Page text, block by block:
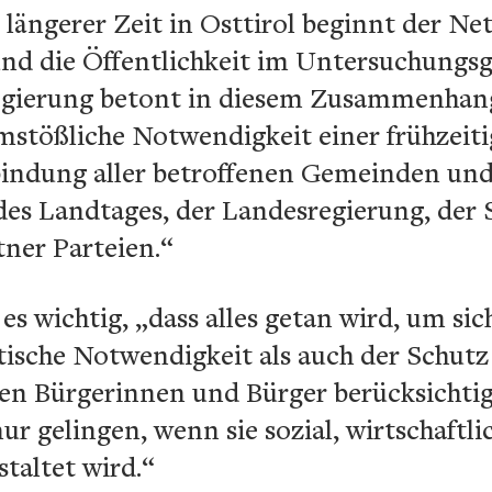
Zeit in Osttirol beginnt der
die Öffentlichkeit im
betont in diesem
Notwendigkeit einer
aller betroffenen Gemeinden
Landtages, der Landesregierung,
Parteien.“
wichtig, „dass alles getan wird, um
Notwendigkeit als auch der
Bürgerinnen und Bürger
gelingen, wenn sie sozial,
wird.“